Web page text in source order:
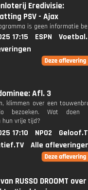
Eredivisie:
PSV - Ajax
is geen informatie
17:15 ESPN
Afl. 3
klimmen over een
bezoeken. Wat doen
hun vrije tijd?
17:10 NPO2
Alle
van RUSSO DROOMT